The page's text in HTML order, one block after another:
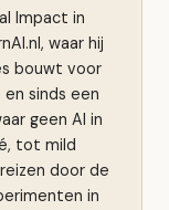
Impact in
waar hij
bouwt voor
sinds een
geen AI in
tot mild
door de
in